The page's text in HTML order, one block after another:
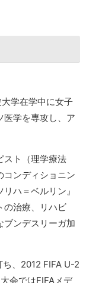
学在学中に女子
医学を専攻し、ア
スト（理学療法
コンディショニン
ハ＝ベルリン』
の治療、リハビ
ブンデスリーガ加
、2012 FIFA U-2
会ではFIFAメデ